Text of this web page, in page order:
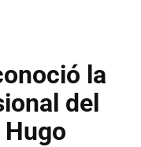
la
del